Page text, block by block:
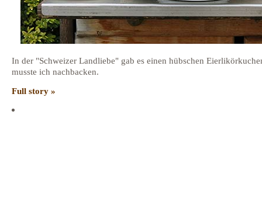
In der "Schweizer Landliebe" gab es einen hübschen
musste ich nachbacken.
Full story »